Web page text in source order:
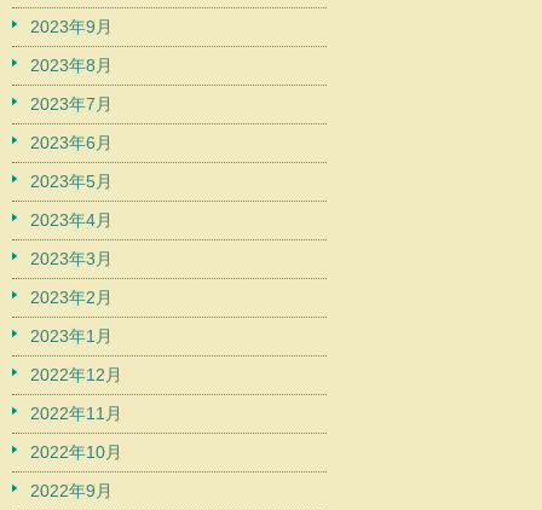
2023年9月
2023年8月
2023年7月
2023年6月
2023年5月
2023年4月
2023年3月
2023年2月
2023年1月
2022年12月
2022年11月
2022年10月
2022年9月